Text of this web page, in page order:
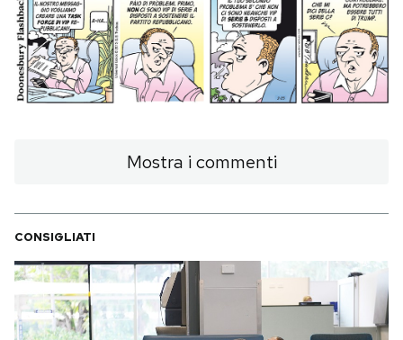
PODCAST
NEWSLETTER
I MIEI PREFERITI
SHOP
CALENDARIO
AREA PERSONALE
Mostra i commenti
CONSIGLIATI